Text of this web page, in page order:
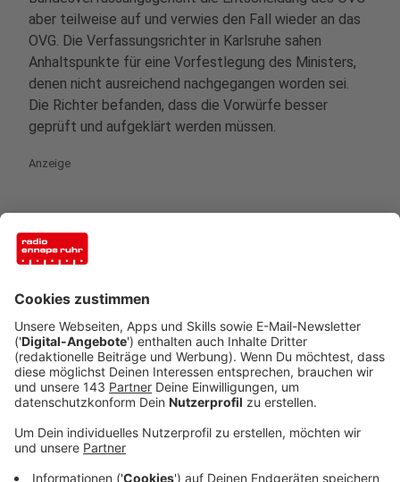
aber teilweise auf und verwies den Fall wieder an das
OVG. Die Verfassungsrichter in Karlsruhe sahen
Anhaltspunkte für eine Vorfestlegung des Ministers,
denen nicht ausreichend nachgegangen worden sei.
Die Richter befanden, dass die Vorwürfe besser
geprüft und aufgeklärt werden müssen.
Anzeige
Drei eidesstattliche Versicherungen mit
Widersprüchen
Zu dem ganzen Vorgang liegen inzwischen zwei
eidesstattliche Versicherungen des Bundesrichters
vor, der gegen das Besetzungsverfahren geklagt
hatte. Auch Justizminister Limbach hat eine
eidesstattliche Versicherung abgegeben. Im Großen
und Ganzen widersprechen sich die Aussagen in zwei
wesentlichen Punkten. Zahlreiche Medien, darunter die